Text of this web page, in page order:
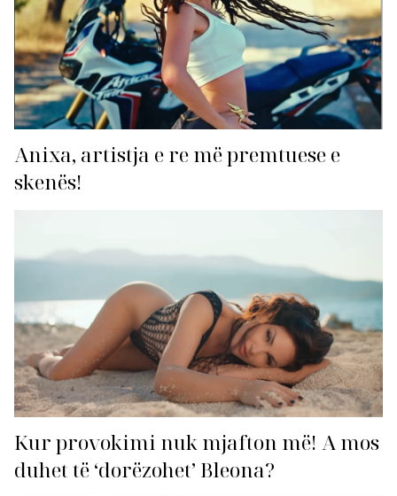
Anixa, artistja e re më premtuese e
skenës!
Kur provokimi nuk mjafton më! A mos
duhet të ‘dorëzohet’ Bleona?